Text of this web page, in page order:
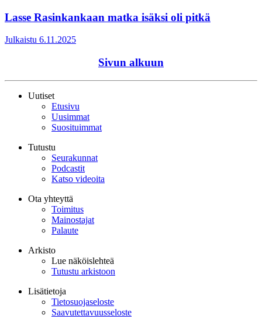
Lasse Rasinkankaan matka isäksi oli pitkä
Julkaistu 6.11.2025
Sivun alkuun
Uutiset
Etusivu
Uusimmat
Suosituimmat
Tutustu
Seurakunnat
Podcastit
Katso videoita
Ota yhteyttä
Toimitus
Mainostajat
Palaute
Arkisto
Lue näköislehteä
Tutustu arkistoon
Lisätietoja
Tietosuojaseloste
Saavutettavuusseloste